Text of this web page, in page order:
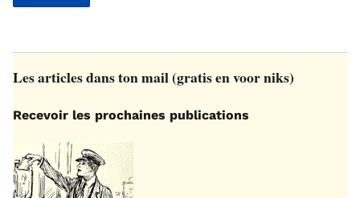
Les articles dans ton mail (gratis en voor niks)
Recevoir les prochaines publications